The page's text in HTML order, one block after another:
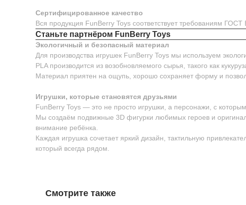
Сертифицированное качество
Вся продукция FunBerry Toys соответствует требованиям
Станьте партнёром FunBerry Toys
Экологичный и безопасный материал
Для производства игрушек FunBerry Toys мы используем
PLA производится из возобновляемого сырья, такого как
Материал приятен на ощупь, хорошо сохраняет форму и
Игрушки, которые становятся друзьями
FunBerry Toys — это не просто игрушки, а персонажи, с
Мы создаём подвижные 3D фигурки любимых героев и
внимание ребёнка.
Каждая игрушка сочетает яркий дизайн, тактильную
который всегда рядом.
Смотрите также